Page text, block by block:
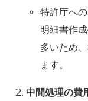
特許庁へ
明細書作
多いため
ます。
中間処理の費